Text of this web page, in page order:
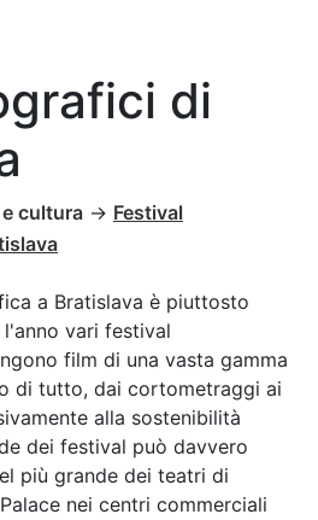
di
cultura → Festival
a Bratislava è piuttosto
vari festival
film di una vasta gamma
di tutto, dai cortometraggi ai
alla sostenibilità
dei festival può davvero
più grande dei teatri di
nei centri commerciali